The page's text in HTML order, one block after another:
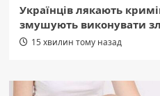
Українців лякають
змушують виконувати
15 хвилин тому назад